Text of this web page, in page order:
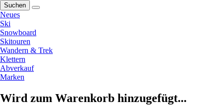
Suchen
Neues
Ski
Snowboard
Skitouren
Wandern & Trek
Klettern
Abverkauf
Marken
Wird zum Warenkorb hinzugefügt...